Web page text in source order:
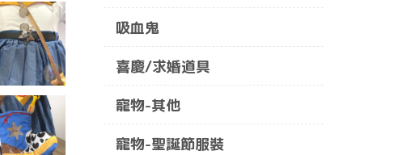
吸血鬼
喜慶/求婚道具
寵物-其他
寵物-聖誕節服裝